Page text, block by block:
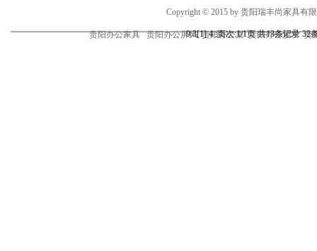
9 3[1]4 :页次:1/1页 共13条记录 32
Copyright © 2015 by 贵阳瑞丰尚家具有
贵阳办公家具 贵阳办公屏风 贵阳办公桌 贵阳办公沙发